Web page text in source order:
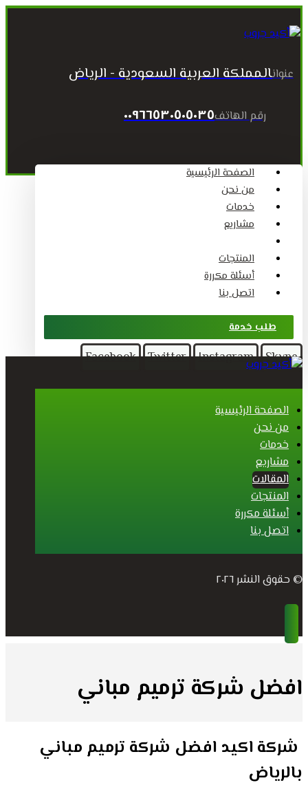
عنوانالمملكة العربية السعودية - الرياض
رقم الهاتف٠٠٩٦٦٥٣٠٥٠٥٠٣٥
الصفحة الرئيسية
من نحن
خدمات
مشاريع
المنتجات
أسئلة مكررة
اتصل بنا
طلب خدمة
Facebook Twitter Instagram Skype
الصفحة الرئيسية
من نحن
خدمات
مشاريع
المقالات
المنتجات
أسئلة مكررة
اتصل بنا
© حقوق النشر ٢٠٢٦
افضل شركة ترميم مباني
شركة اكيد افضل شركة ترميم مباني
بالرياض